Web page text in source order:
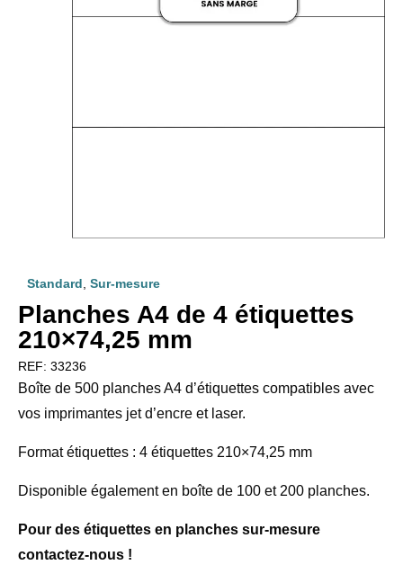
Standard Sur-mesure
Planches A4 de 4 étiquettes
210×74,25 mm
REF: 33236
Boîte de 500 planches A4 d’étiquettes compatibles avec
vos imprimantes jet d’encre et laser.
Format étiquettes : 4 étiquettes 210×74,25 mm
Disponible également en boîte de 100 et 200 planches.
Pour des étiquettes en planches sur-mesure
contactez-nous !